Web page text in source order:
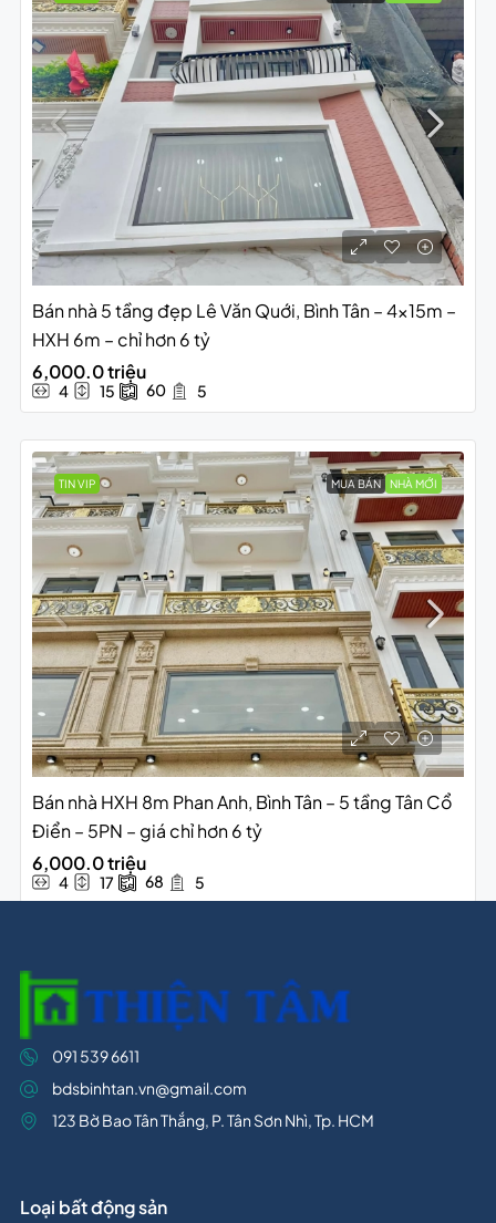
Bán nhà 5 tầng đẹp Lê Văn Quới, Bình Tân – 4x15m –
HXH 6m – chỉ hơn 6 tỷ
6,000.0 triệu
4 15 60 5
TIN VIP MUA BÁN NHÀ MỚI
Bán nhà HXH 8m Phan Anh, Bình Tân – 5 tầng Tân Cổ
Điển – 5PN – giá chỉ hơn 6 tỷ
6,000.0 triệu
4 17 68 5
091 539 6611
bdsbinhtan.vn@gmail.com
123 Bờ Bao Tân Thắng, P. Tân Sơn Nhì, Tp. HCM
Loại bất động sản